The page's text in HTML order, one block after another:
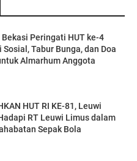
Bekasi Peringati HUT ke-4
Sosial, Tabur Bunga, dan Doa
Almarhum Anggota
HUT RI KE-81, Leuwi
RT Leuwi Limus dalam
Sepak Bola